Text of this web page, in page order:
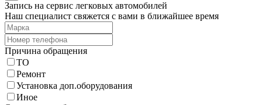
Запись на сервис легковых автомобилей
Наш специалист свяжется с вами в ближайшее время
Причина обращения
ТО
Ремонт
Установка доп.оборудования
Иное